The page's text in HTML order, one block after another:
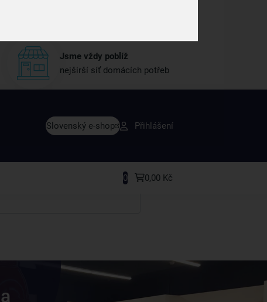
Jsme vždy poblíž
nejširší síť domácích potřeb
Slovenský e-shop Přihlášení
0 0,00 Kč